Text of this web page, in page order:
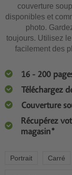
couverture
disponibles et
photo.
toujours. Utilisez
facilement des
16 - 200
Téléchargez
Couverture
Récupérez
magasin*
Portrait Carré